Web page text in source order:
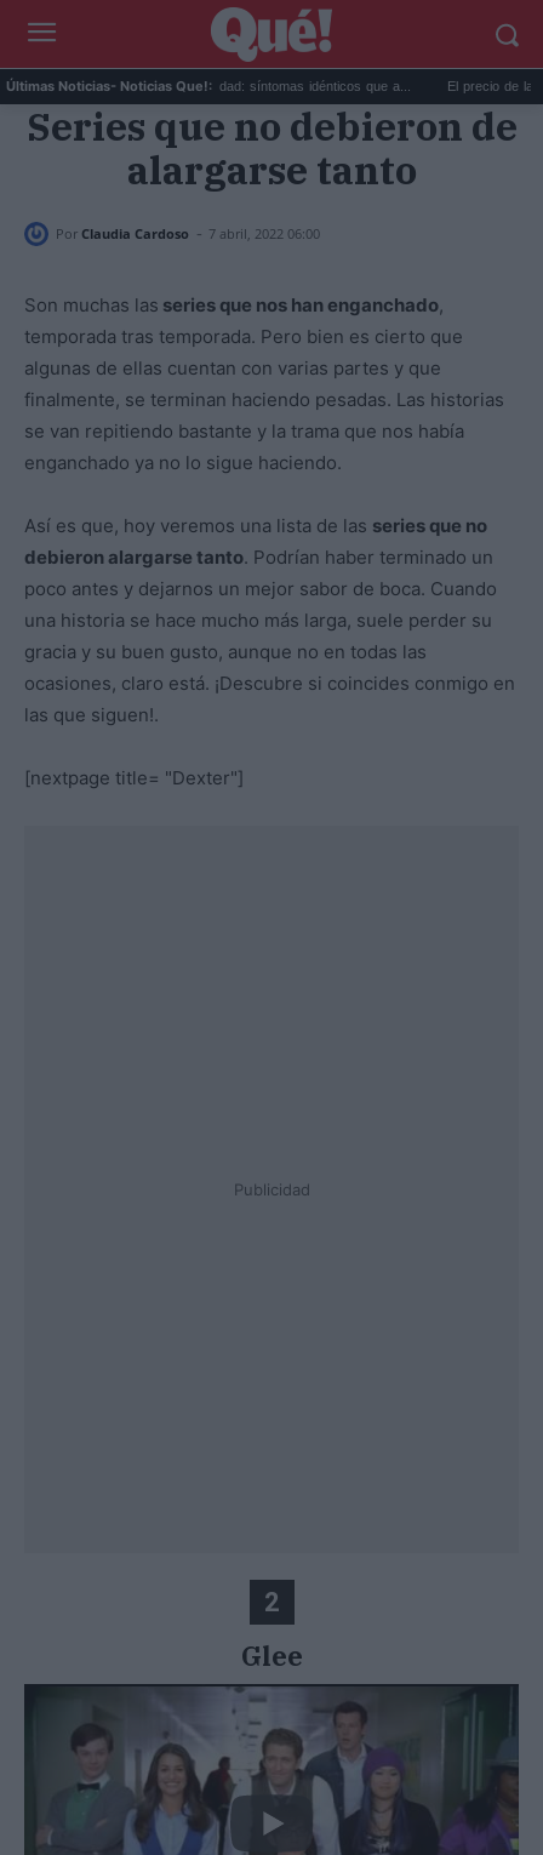
Últimas Noticias- Noticias Que!:
Calor extremo y ansiedad: síntomas idénticos que a... El precio de la
Series que no debieron de
alargarse tanto
Por Claudia Cardoso - 7 abril, 2022 06:00
Son muchas las series que nos han enganchado,
temporada tras temporada. Pero bien es cierto que
algunas de ellas cuentan con varias partes y que
finalmente, se terminan haciendo pesadas. Las historias
se van repitiendo bastante y la trama que nos había
enganchado ya no lo sigue haciendo.
Así es que, hoy veremos una lista de las series que no
debieron alargarse tanto. Podrían haber terminado un
poco antes y dejarnos un mejor sabor de boca. Cuando
una historia se hace mucho más larga, suele perder su
gracia y su buen gusto, aunque no en todas las
ocasiones, claro está. ¡Descubre si coincides conmigo en
las que siguen!.
[nextpage title= "Dexter"]
Publicidad
2
Glee